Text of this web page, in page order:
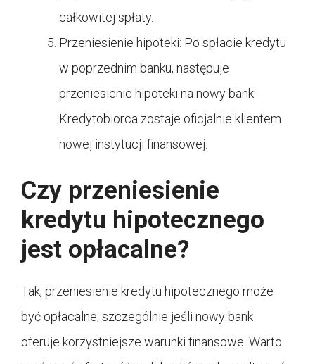
całkowitej spłaty.
Przeniesienie hipoteki: Po spłacie kredytu
w poprzednim banku, następuje
przeniesienie hipoteki na nowy bank.
Kredytobiorca zostaje oficjalnie klientem
nowej instytucji finansowej.
Czy przeniesienie
kredytu hipotecznego
jest opłacalne?
Tak, przeniesienie kredytu hipotecznego może
być opłacalne, szczególnie jeśli nowy bank
oferuje korzystniejsze warunki finansowe. Warto